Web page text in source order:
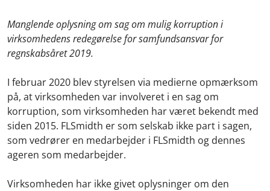
Manglende oplysning om sag om mulig korruption i
virksomhedens redegørelse for samfundsansvar for
regnskabsåret 2019.
I februar 2020 blev styrelsen via medierne opmærksom
på, at virksomheden var involveret i en sag om
korruption, som virksomheden har været bekendt med
siden 2015. FLSmidth er som selskab ikke part i sagen,
som vedrører en medarbejder i FLSmidth og dennes
ageren som medarbejder.
Virksomheden har ikke givet oplysninger om den